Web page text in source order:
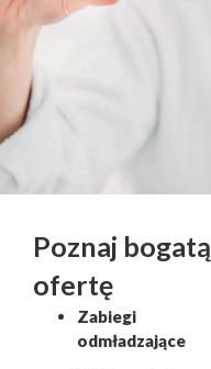
Poznaj bogatą
ofertę
Zabiegi
odmładzające